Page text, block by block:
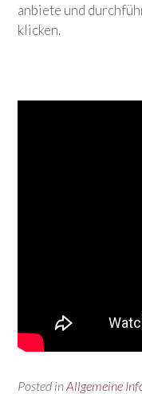
anbiete und
klicken.
Posted inAllgemeine